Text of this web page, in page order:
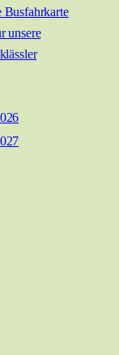
Busfahrkarte
unsere